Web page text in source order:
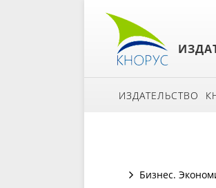
ИЗДАТЕЛЬСТВО
Бизнес.